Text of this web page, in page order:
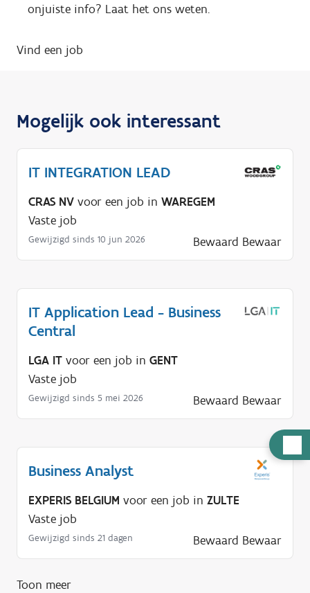
u
o
d
onjuiste info? Laat het ons weten.
Vind een job
Mogelijk ook interessant
IT INTEGRATION LEAD
CRAS NV voor een job in WAREGEM
Vaste job
Gewijzigd sinds 10 jun 2026 Bewaard Bewaar
IT Application Lead - Business
Central
LGA IT voor een job in GENT
Vaste job
Gewijzigd sinds 5 mei 2026 Bewaard Bewaar
Business Analyst
EXPERIS BELGIUM voor een job in ZULTE
Vaste job
Gewijzigd sinds 21 dagen Bewaard Bewaar
Toon meer